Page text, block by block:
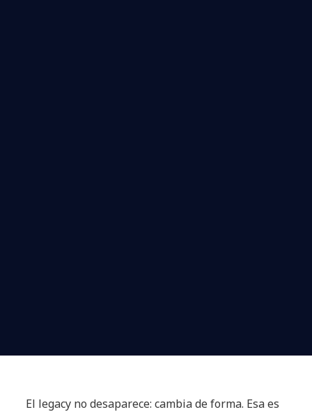
El legacy no desaparece: cambia de forma. Esa es